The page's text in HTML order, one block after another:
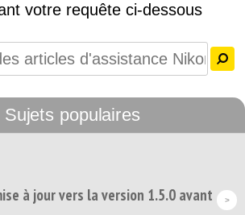
votre requête ci-dessous
Sujets populaires
à jour vers la version 1.5.0 avant